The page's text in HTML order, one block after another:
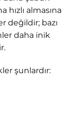
hızlı almasına
değildir; bazı
daha inik
şunlardır: